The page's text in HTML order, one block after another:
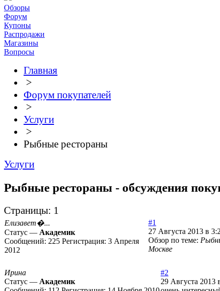
Обзоры
Форум
Купоны
Распродажи
Магазины
Вопросы
Главная
>
Форум покупателей
>
Услуги
>
Рыбные рестораны
Услуги
Рыбные рестораны - обсуждения
Страницы: 1
Елизавет�...
Статус — Академик
Сообщений: 225 Регистрация: 3 Апреля
2012
#1
27 Августа 2013 в
Обзор по теме:
Москве
Ирина
Статус — Академик
#2
29 Августа 2013